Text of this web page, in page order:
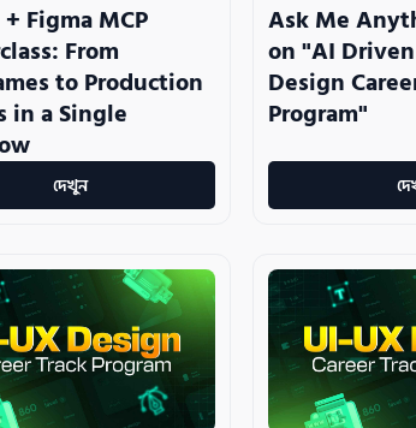
Figma MCP
From
to Production
in a Single
দেখুন
Ask Me
on "AI
Design
Program"